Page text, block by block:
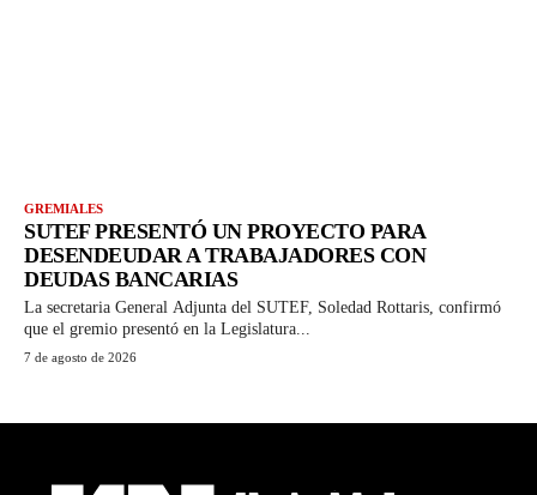
GREMIALES
SUTEF PRESENTÓ UN PROYECTO PARA
DESENDEUDAR A TRABAJADORES CON
DEUDAS BANCARIAS
La secretaria General Adjunta del SUTEF, Soledad Rottaris, confirmó
que el gremio presentó en la Legislatura...
7 de agosto de 2026